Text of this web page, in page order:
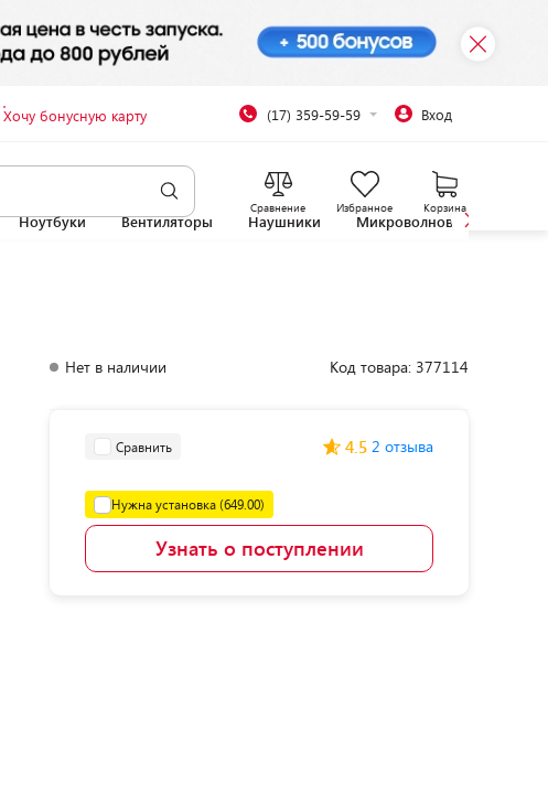
Хочу бонусную карту (17) 359-59-59 Вход
Сравнение Избранное Корзина
Ноутбуки Вентиляторы Наушники Микроволновые печи
Нет в наличии Код товара: 377114
Сравнить 4.5 2 отзыва
Нужна установка (649.00)
Узнать о поступлении